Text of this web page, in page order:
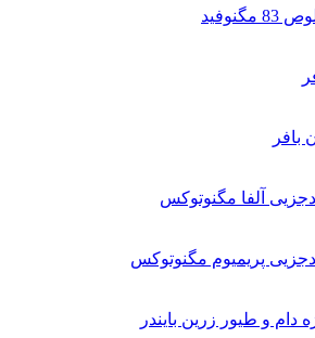
بافر
آلفا مگنوتوکس
پریمیوم مگنوتوکس
دام و طیور زرین بایندر